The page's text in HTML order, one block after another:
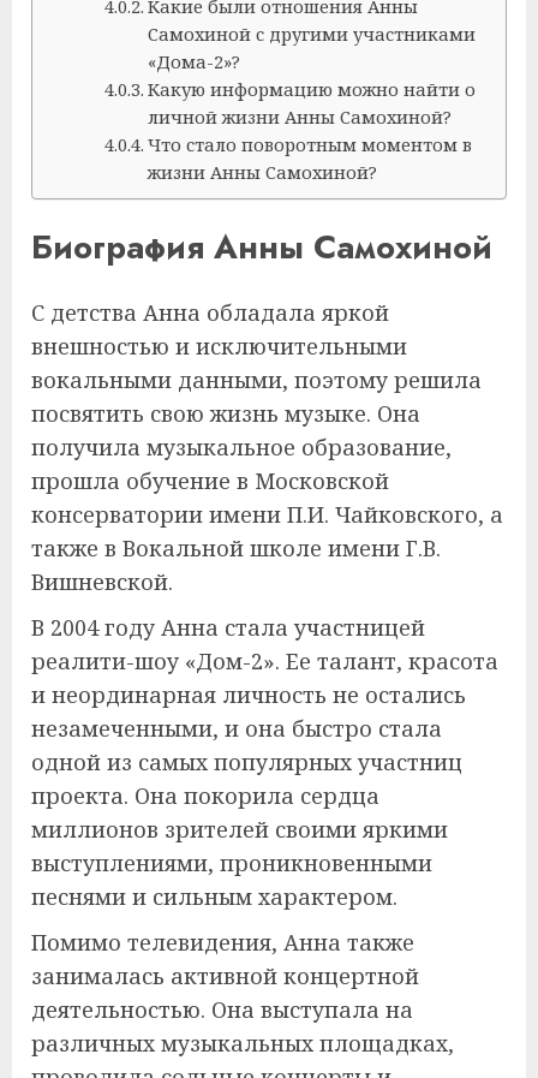
Какие были отношения Анны
Самохиной с другими участниками
«Дома-2»?
Какую информацию можно найти о
личной жизни Анны Самохиной?
Что стало поворотным моментом в
жизни Анны Самохиной?
Биография Анны Самохиной
С детства Анна обладала яркой
внешностью и исключительными
вокальными данными, поэтому решила
посвятить свою жизнь музыке. Она
получила музыкальное образование,
прошла обучение в Московской
консерватории имени П.И. Чайковского, а
также в Вокальной школе имени Г.В.
Вишневской.
В 2004 году Анна стала участницей
реалити-шоу «Дом-2». Ее талант, красота
и неординарная личность не остались
незамеченными, и она быстро стала
одной из самых популярных участниц
проекта. Она покорила сердца
миллионов зрителей своими яркими
выступлениями, проникновенными
песнями и сильным характером.
Помимо телевидения, Анна также
занималась активной концертной
деятельностью. Она выступала на
различных музыкальных площадках,